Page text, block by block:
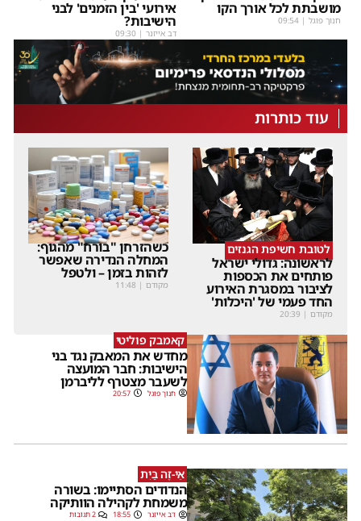
מושבתת לכל אורך הקו
חנוך פוגל |
09:54
אירועי 'בין הזמנים' לבני
הישיבות?
דב אייזנר |
09:30
עוד כותרות
לטובת חשיפת הגנזים
לראשונה: גדולי ישראל
פותחים את הכספות
לציבור במסגרת האירוע
החד פעמי של 'היכלות'
מקודם |
20:39
כשהזרחן "בורח" מהגוף:
המחלה הנדירה שאפשר
לזהות בזמן – ולטפל
מקודם |
11:48
קאמבק פוליטי
מחדש את המאבק נגד בני
הישיבות: חבר המועצה
לשעבר מצטרף לליברמן
חנוך פוגל 20:57
אֵי-זֶה בַּיִת
הנדודים הסתיימו: בשורה
משמחת לקהילה הוותיקה
דב אייזנר 18:55 2 תגובות